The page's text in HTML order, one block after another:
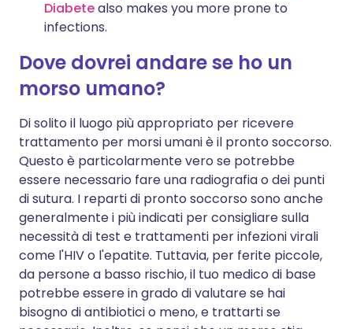
Diabetealso makes you more prone to
infections.
Dove dovrei andare se ho un
morso umano?
Di solito il luogo più appropriato per ricevere
trattamento per morsi umani è il pronto soccorso.
Questo è particolarmente vero se potrebbe
essere necessario fare una radiografia o dei punti
di sutura. I reparti di pronto soccorso sono anche
generalmente i più indicati per consigliare sulla
necessità di test e trattamenti per infezioni virali
come l'HIV o l'epatite. Tuttavia, per ferite piccole,
da persone a basso rischio, il tuo medico di base
potrebbe essere in grado di valutare se hai
bisogno di antibiotici o meno, e trattarti se